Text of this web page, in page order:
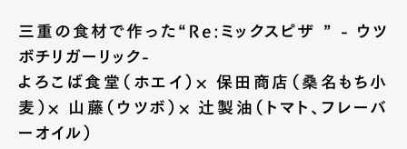
三重の食材で作った“Re:ミックスピザ ” - ウツ
ボチリガーリック-
よろこば食堂（ホエイ）× 保田商店（桑名もち小
麦）× 山藤（ウツボ）× 辻製油（トマト、フレーバ
ーオイル）